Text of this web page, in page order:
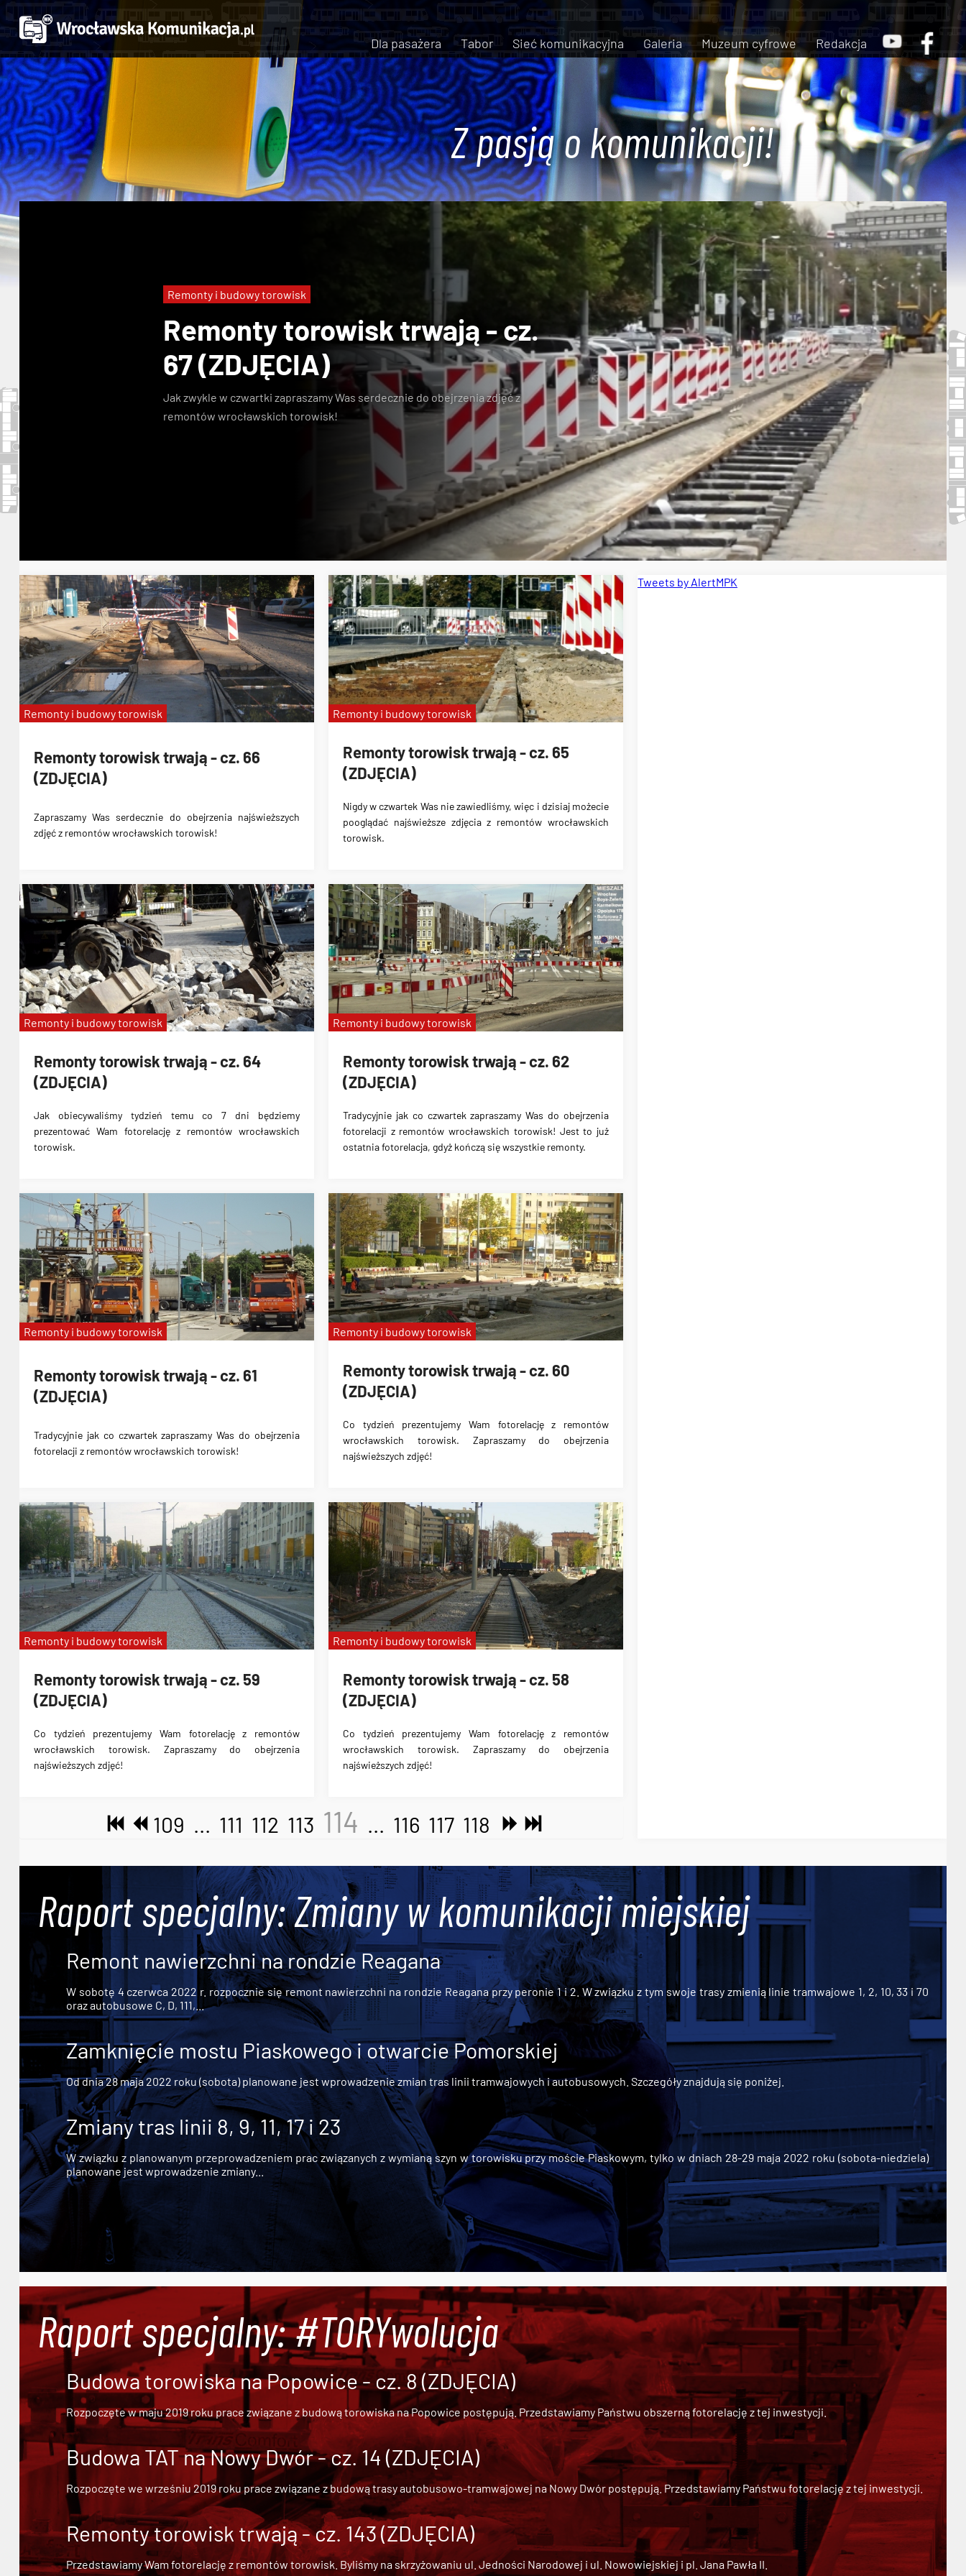
Dla pasażera Tabor Sieć komunikacyjna Galeria Muzeum cyfrowe Redakcja
Z pasją o komunikacji!
Remonty torowisk trwają - cz.
67 (ZDJĘCIA)
Jak zwykle w czwartki zapraszamy Was serdecznie do obejrzenia zdjęć z
remontów wrocławskich torowisk!
Remonty i budowy torowisk
Remonty torowisk trwają - cz. 66
(ZDJĘCIA)
Zapraszamy Was serdecznie do obejrzenia najświeższych
zdjęć z remontów wrocławskich torowisk!
Remonty i budowy torowisk
Remonty torowisk trwają - cz. 65
(ZDJĘCIA)
Nigdy w czwartek Was nie zawiedliśmy, więc i dzisiaj możecie
pooglądać najświeższe zdjęcia z remontów wrocławskich
torowisk.
Remonty i budowy torowisk
Remonty torowisk trwają - cz. 64
(ZDJĘCIA)
Jak obiecywaliśmy tydzień temu co 7 dni będziemy
prezentować Wam fotorelację z remontów wrocławskich
torowisk.
Remonty i budowy torowisk
Remonty torowisk trwają - cz. 62
(ZDJĘCIA)
Tradycyjnie jak co czwartek zapraszamy Was do obejrzenia
fotorelacji z remontów wrocławskich torowisk! Jest to już
ostatnia fotorelacja, gdyż kończą się wszystkie remonty.
Remonty i budowy torowisk
Remonty torowisk trwają - cz. 61
(ZDJĘCIA)
Tradycyjnie jak co czwartek zapraszamy Was do obejrzenia
fotorelacji z remontów wrocławskich torowisk!
Remonty i budowy torowisk
Remonty torowisk trwają - cz. 60
(ZDJĘCIA)
Co tydzień prezentujemy Wam fotorelację z remontów
wrocławskich torowisk. Zapraszamy do obejrzenia
najświeższych zdjęć!
Remonty i budowy torowisk
Remonty torowisk trwają - cz. 59
(ZDJĘCIA)
Co tydzień prezentujemy Wam fotorelację z remontów
wrocławskich torowisk. Zapraszamy do obejrzenia
najświeższych zdjęć!
Remonty i budowy torowisk
Remonty torowisk trwają - cz. 58
(ZDJĘCIA)
Co tydzień prezentujemy Wam fotorelację z remontów
wrocławskich torowisk. Zapraszamy do obejrzenia
najświeższych zdjęć!
Remonty i budowy torowisk
109 ... 111 112 113 114 ... 116 117 118
Tweets by AlertMPK
Raport specjalny: Zmiany w komunikacji miejskiej
Remont nawierzchni na rondzie Reagana
W sobotę 4 czerwca 2022 r. rozpocznie się remont nawierzchni na rondzie Reagana przy peronie 1 i 2. W związku z tym swoje trasy zmienią linie tramwajowe 1, 2, 10, 33 i 70
oraz autobusowe C, D, 111,...
Zamknięcie mostu Piaskowego i otwarcie Pomorskiej
Od dnia 28 maja 2022 roku (sobota) planowane jest wprowadzenie zmian tras linii tramwajowych i autobusowych. Szczegóły znajdują się poniżej.
Zmiany tras linii 8, 9, 11, 17 i 23
W związku z planowanym przeprowadzeniem prac związanych z wymianą szyn w torowisku przy moście Piaskowym, tylko w dniach 28-29 maja 2022 roku (sobota-niedziela)
planowane jest wprowadzenie zmiany...
Raport specjalny: #TORYwolucja
Budowa torowiska na Popowice - cz. 8 (ZDJĘCIA)
Rozpoczęte w maju 2019 roku prace związane z budową torowiska na Popowice postępują. Przedstawiamy Państwu obszerną fotorelację z tej inwestycji.
Budowa TAT na Nowy Dwór - cz. 14 (ZDJĘCIA)
Rozpoczęte we wrześniu 2019 roku prace związane zbudową trasy autobusowo-tramwajowej na Nowy Dwórpostępują. Przedstawiamy Państwu fotorelację z tej inwestycji.
Remonty torowisk trwają - cz. 143 (ZDJĘCIA)
Przedstawiamy Wam fotorelację z remontów torowisk. Byliśmy na skrzyżowaniu ul. Jedności Narodowej i ul. Nowowiejskiej i pl. Jana Pawła II.